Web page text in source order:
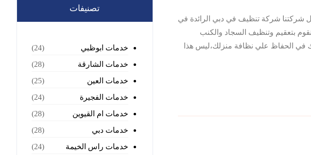
تنظيف المنازل شركتنا شركة تنظيف في دبي الرائدة في
بتعقيم وتنظيف السجاد والكنب
في الحفاظ علي نظافة منزلك،ليس هذا
تصنيفات
خدمات ابوظبي
(24)
خدمات الشارقة
(28)
خدمات العين
(25)
خدمات الفجيرة
(24)
خدمات ام القيوين
(28)
خدمات دبي
(28)
خدمات راس الخيمة
(24)